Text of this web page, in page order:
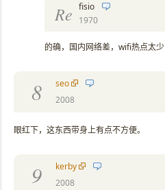
Re fisio
1970
的确，国内网络差，wifi热点太少
8
seo
2008
眼红下，这东西带身上有点不方便。
9
kerby
2008